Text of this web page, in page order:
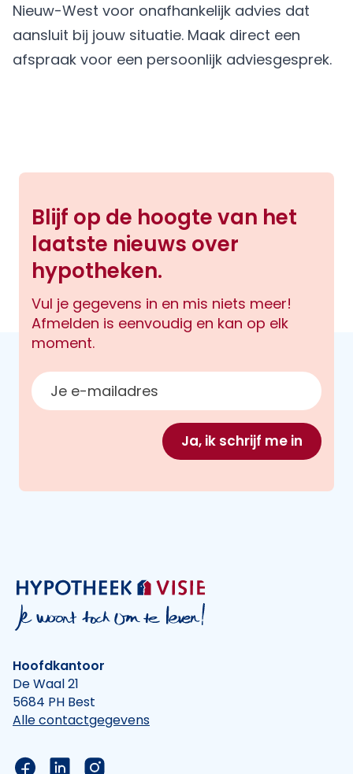
Nieuw-West voor onafhankelijk advies dat
aansluit bij jouw situatie. Maak direct een
afspraak voor een persoonlijk adviesgesprek.
Blijf op de hoogte van het
laatste nieuws over
hypotheken.
Vul je gegevens in en mis niets meer!
Afmelden is eenvoudig en kan op elk
moment.
E-mailadres
Ja, ik schrijf me in
Hoofdkantoor
De Waal 21
5684 PH Best
Alle contactgegevens
Link naar de Facebook pagina van Hypotheek
Link naar de LinkedIn pagina van
Link naar de Instagram pagina van